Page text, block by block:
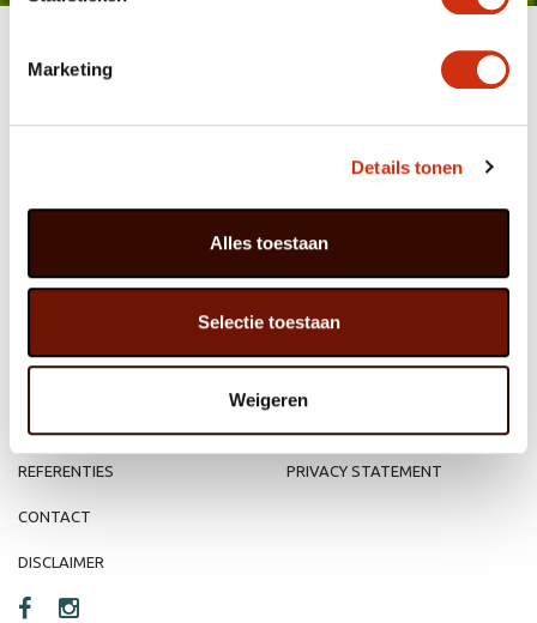
Marketing
Details tonen
Alles toestaan
Selectie toestaan
Weigeren
MEMBER OFWBEGROUP
REFERENTIES
WEBSHOP
PRIVACY STATEMENT
CONTACT
DISCLAIMER